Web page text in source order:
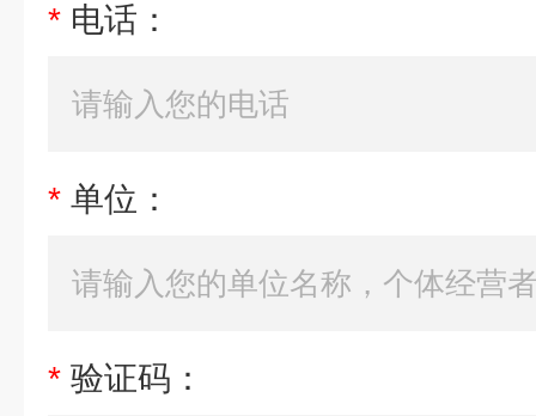
* 电话：
* 单位：
* 验证码：